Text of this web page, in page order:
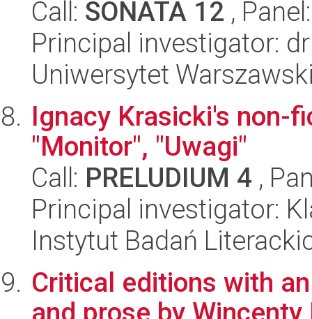
Call: SONATA 12 ,
Principal investigator:
Uniwersytet
Ignacy Krasicki's non-
"Monitor", "Uwagi"
Call: PRELUDIUM 4 ,
Principal investigator:
Instytut Badań
Critical editions with
and prose by